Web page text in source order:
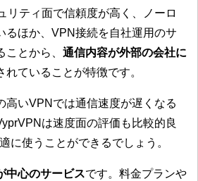
リティ面で信頼度が高く、ノーロ
ほか、 VPN接続を自社運用のサ
とから、 通信内容が外部の会社に
れていることが特徴です。
高いVPNでは通信速度が遅くなる
は速度面の評価も比較的良
に使うことができるでしょう。
中心のサービスです。料金プランや